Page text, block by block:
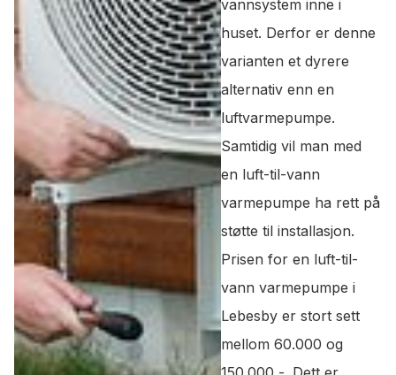
vannsystem inne i
huset. Derfor er denne
varianten et dyrere
alternativ enn en
luftvarmepumpe.
Samtidig vil man med
en luft-til-vann
varmepumpe ha rett på
støtte til installasjon.
Prisen for en luft-til-
vann varmepumpe i
Lebesby er stort sett
mellom 60.000 og